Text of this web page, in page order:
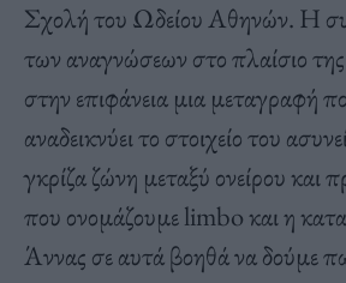
Σχολή του Ωδείου Αθηνών. Η
των αναγνώσεων στο πλαίσιο
στην επιφάνεια μια μεταγραφή
αναδεικνύει το στοιχείο του
γκρίζα ζώνη μεταξύ ονείρου και
που ονομάζουμε limbo και η
Άννας σε αυτά βοηθά να δούμε